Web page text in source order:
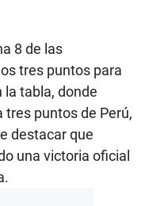
8 de las
tres puntos para
la tabla, donde
puntos de Perú,
destacar que
una victoria oficial